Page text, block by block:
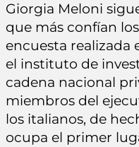
Giorgia Meloni
que más confían
encuesta realizada
el instituto de
cadena nacional
miembros del
los italianos, de
ocupa el primer